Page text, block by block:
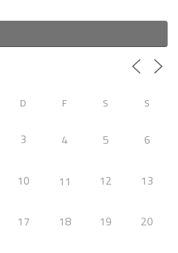
D F S S
3 4 5 6
10 11 12 13
17 18 19 20